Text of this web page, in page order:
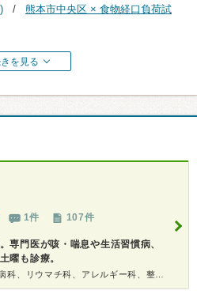
熊本市中央区 × 食物経口負荷試
を見る
1件 107件
専門医が咳・喘息や生活習慣病、
曜も診療。